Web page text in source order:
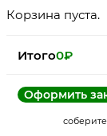
Корзина пуста.
Итого0₽
Оформить